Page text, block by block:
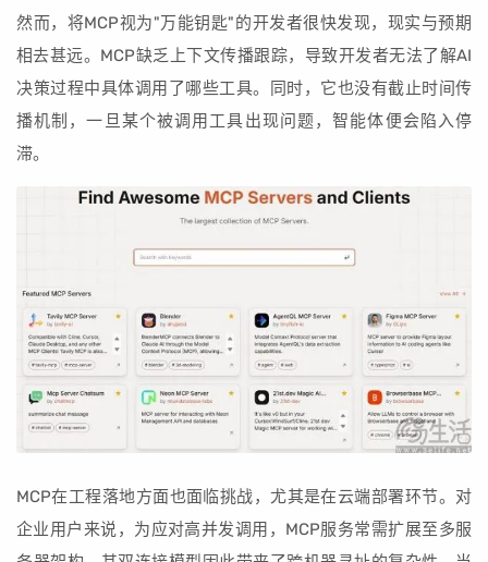
然而，将MCP视为"万能钥匙"的开发者很快发现，现实与预期
相去甚远。MCP缺乏上下文传播跟踪，导致开发者无法了解AI
决策过程中具体调用了哪些工具。同时，它也没有截止时间传
播机制，一旦某个被调用工具出现问题，智能体便会陷入停
滞。
MCP在工程落地方面也面临挑战，尤其是在云端部署环节。对
企业用户来说，为应对高并发调用，MCP服务常需扩展至多服